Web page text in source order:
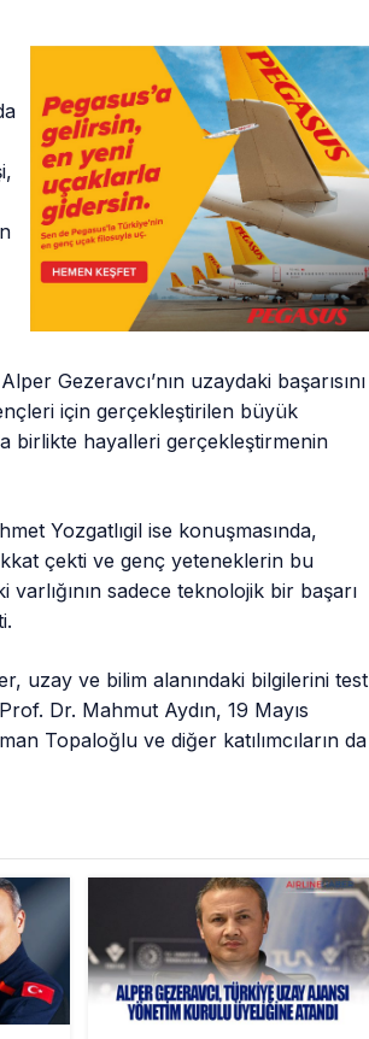
Gezeravcı’nın uzaydaki başarısını
için gerçekleştirilen büyük
birlikte hayalleri gerçekleştirmenin
Yozgatlıgil ise konuşmasında,
çekti ve genç yeteneklerin bu
sadece teknolojik bir başarı
uzay ve bilim alanındaki bilgilerini test
Dr. Mahmut Aydın, 19 Mayıs
Topaloğlu ve diğer katılımcıların da